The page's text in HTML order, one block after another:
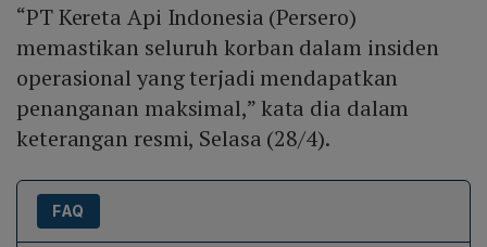
“PT Kereta Api Indonesia (Persero)
memastikan seluruh korban dalam insiden
operasional yang terjadi mendapatkan
penanganan maksimal,” kata dia dalam
keterangan resmi, Selasa (28/4).
FAQ